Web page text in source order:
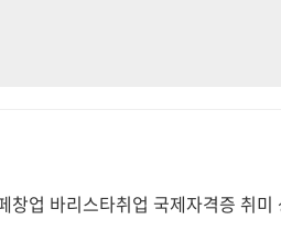
업 바리스타취업 국제자격증 취